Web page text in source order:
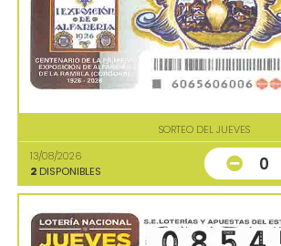
SORTEO DEL JUEVES
13/08/2026
2 DISPONIBLES 0